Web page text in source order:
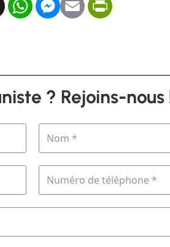
X WhatsApp
Messenger
Email
? Rejoins-nous